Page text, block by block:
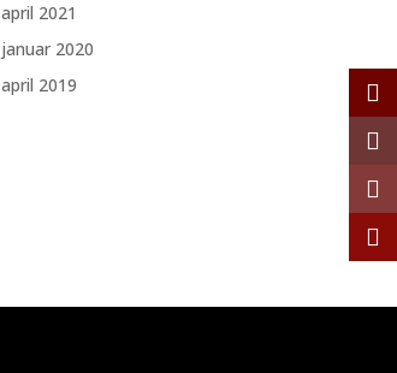
april 2021
januar 2020
april 2019